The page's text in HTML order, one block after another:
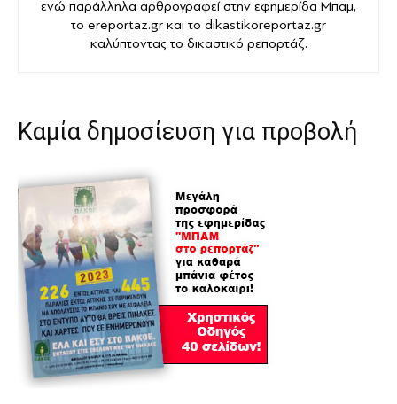
ενώ παράλληλα αρθρογραφεί στην εφημερίδα Μπαμ,
το ereportaz.gr και το dikastikoreportaz.gr
καλύπτοντας το δικαστικό ρεπορτάζ.
Καμία δημοσίευση για προβολή